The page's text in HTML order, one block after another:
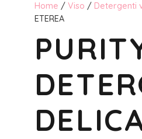
Home / Viso / Detergenti
ETEREA